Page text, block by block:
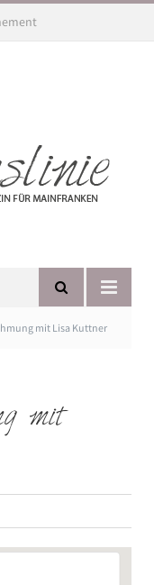
mit Lisa Kuttner
mit